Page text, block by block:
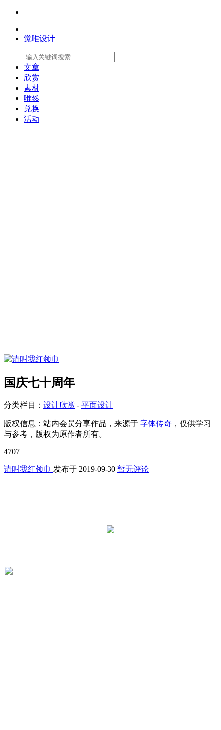
觉唯设计
文章
欣赏
素材
唯然
兑换
活动
国庆七十周年
分类栏目： 设计欣赏 - 平面设计
版权信息： 站内会员分享作品，来源于 字体传奇 ，仅供学习
与参考，版权为原作者所有。
4707
请叫我红领巾 发布于 2019-09-30 暂无评论